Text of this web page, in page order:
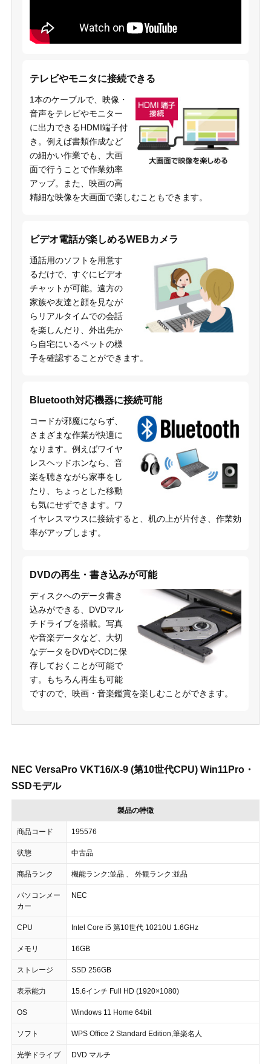
テレビやモニタに接続できる
1本のケーブルで、映像・
音声をテレビやモニター
に出力できるHDMI端子付
き。例えば書類作成など
の細かい作業でも、大画
面で行うことで作業効率
アップ。また、映画の高
精細な映像を大画面で楽しむこともできます。
ビデオ電話が楽しめるWEBカメラ
通話用のソフトを用意す
るだけで、すぐにビデオ
チャットが可能。遠方の
家族や友達と顔を見なが
らリアルタイムでの会話
を楽しんだり、外出先か
ら自宅にいるペットの様
子を確認することができます。
Bluetooth対応機器に接続可能
コードが邪魔にならず、
さまざまな作業が快適に
なります。例えばワイヤ
レスヘッドホンなら、音
楽を聴きながら家事をし
たり、ちょっとした移動
も気にせずできます。ワ
イヤレスマウスに接続すると、机の上が片付き、作業効
率がアップします。
DVDの再生・書き込みが可能
ディスクへのデータ書き
込みができる、DVDマル
チドライブを搭載。写真
や音楽データなど、大切
なデータをDVDやCDに保
存しておくことが可能で
す。もちろん再生も可能
ですので、映画・音楽鑑賞を楽しむことができます。
NEC VersaPro VKT16/X-9 (第10世代CPU) Win11Pro・
SSDモデル
製品の特徴
商品コード 195576
状態 中古品
商品ランク 機能ランク:並品 、 外観ランク:並品
パソコンメー
カー
NEC
CPU Intel Core i5 第10世代 10210U 1.6GHz
メモリ 16GB
ストレージ SSD 256GB
表示能力 15.6インチ Full HD (1920×1080)
OS Windows 11 Home 64bit
ソフト WPS Office 2 Standard Edition,筆楽名人
光学ドライブ DVD マルチ